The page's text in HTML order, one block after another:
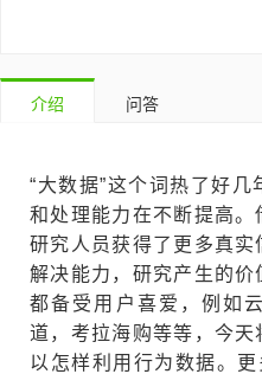
介绍 问答
“大数据”这个词热了好
和处理能力在不断提高
研究人员获得了更多真
解决能力，研究产生的
都备受用户喜爱，例如
道，考拉海购等等，今
以怎样利用行为数据。